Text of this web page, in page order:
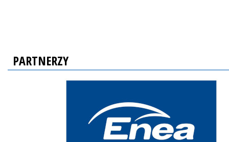
PARTNERZY